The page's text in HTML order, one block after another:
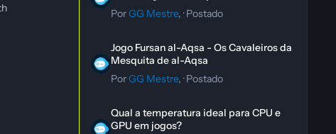
PorGG Mestre, ·Postado
Jogo Fursan al-Aqsa - Os Cavaleiros da
Mesquita de al-Aqsa
PorGG Mestre, ·Postado
Qual a temperatura ideal para CPU e
GPU em jogos?